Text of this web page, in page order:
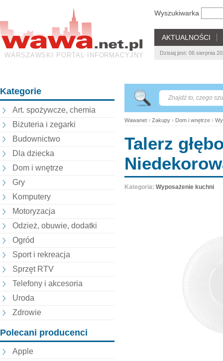
WARSZAWSKI PORTAL INFORMACYJNY
Wyszukiwarka
AKTUALNOŚCI
Dzisiaj jest: 06 sierpnia
Kategorie
Art. spożywcze, chemia
Biżuteria i zegarki
Budownictwo
Dla dziecka
Dom i wnętrze
Gry
Komputery
Motoryzacja
Odzież, obuwie, dodatki
Ogród
Sport i rekreacja
Sprzęt RTV
Telefony i akcesoria
Uroda
Zdrowie
Polecani producenci
Apple
Wawanet › Zakupy › Dom i wnętrze ›
Talerz
Kategoria: Wyposażenie kuchni